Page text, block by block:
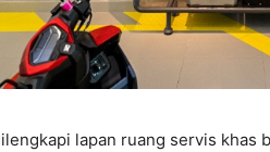
lapan ruang servis khas